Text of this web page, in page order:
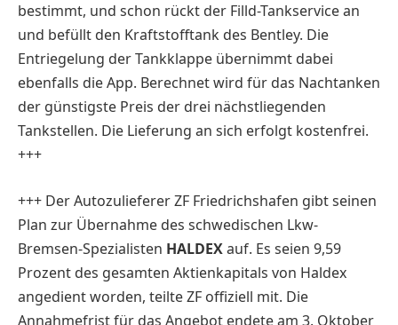
bestimmt, und schon rückt der Filld-Tankservice an
und befüllt den Kraftstofftank des Bentley. Die
Entriegelung der Tankklappe übernimmt dabei
ebenfalls die App. Berechnet wird für das Nachtanken
der günstigste Preis der drei nächstliegenden
Tankstellen. Die Lieferung an sich erfolgt kostenfrei.
+++
+++ Der Autozulieferer ZF Friedrichshafen gibt seinen
Plan zur Übernahme des schwedischen Lkw-
Bremsen-Spezialisten HALDEXauf. Es seien 9,59
Prozent des gesamten Aktienkapitals von Haldex
angedient worden, teilte ZF offiziell mit. Die
Annahmefrist für das Angebot endete am 3. Oktober